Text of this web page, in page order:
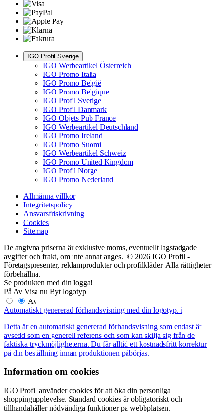
IGO Profil Sverige
IGO Werbeartikel Österreich
IGO Promo Italia
IGO Promo België
IGO Promo Belgique
IGO Profil Sverige
IGO Profil Danmark
IGO Objets Pub France
IGO Werbeartikel Deutschland
IGO Promo Ireland
IGO Promo Suomi
IGO Werbeartikel Schweiz
IGO Promo United Kingdom
IGO Profil Norge
IGO Promo Nederland
Allmänna villkor
Integritetspolicy
Ansvarsfriskrivning
Cookies
Sitemap
De angivna priserna är exklusive moms, eventuellt lagstadgade
avgifter och frakt, om inte annat anges. © 2026 IGO Profil -
Företagspresenter, reklamprodukter och profilkläder. Alla rättigheter
förbehållna.
Se produkten med din logga!
På Av Visa nu Byt logotyp
Av
Automatiskt genererad förhandsvisning med din logotyp. i
Detta är en automatiskt genererad förhandsvisning som endast är
avsedd som en generell referens och som kan skilja sig från de
faktiska tryckmöjligheterna. Du får alltid ett kostnadsfritt korrektur
på din beställning innan produktionen påbörjas.
Information om cookies
IGO Profil använder cookies för att öka din personliga
shoppingupplevelse. Standard cookies är obligatoriskt och
tillhandahåller nödvändiga funktioner på webbplatsen.